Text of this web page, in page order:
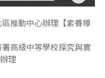
推動中心辦理【素養導
高級中等學校探究與實
理